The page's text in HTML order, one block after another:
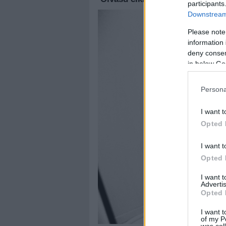
Please
information
deny
in below
I want
Opted
I want
Opted
I want
Opted
I want
of my